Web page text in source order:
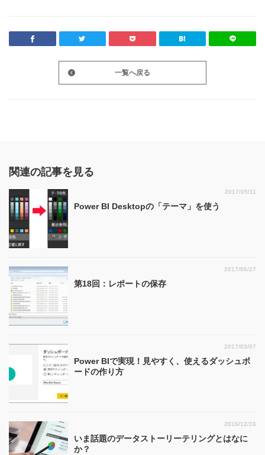
一覧へ戻る
関連の記事を見る
Power BI Desktopの「テーマ」を使う
2017/05/11
第18回：レポートの保存
2017/06/27
Power BIで実現！見やすく、使えるダッシュボ
ードの作り方
2017/03/07
いま話題のデータストーリーテリングとはなに
か？
2016/12/16